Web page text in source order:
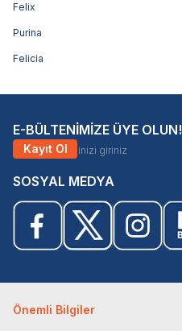
Felix
Purina
Felicia
E-BÜLTENİMİZE ÜYE OLUN!
Kayıt Ol
SOSYAL MEDYA
Önemli Bilgiler